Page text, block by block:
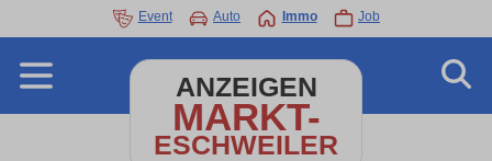
Event Auto Immo Job
ANZEIGEN
MARKT-
ESCHWEILER